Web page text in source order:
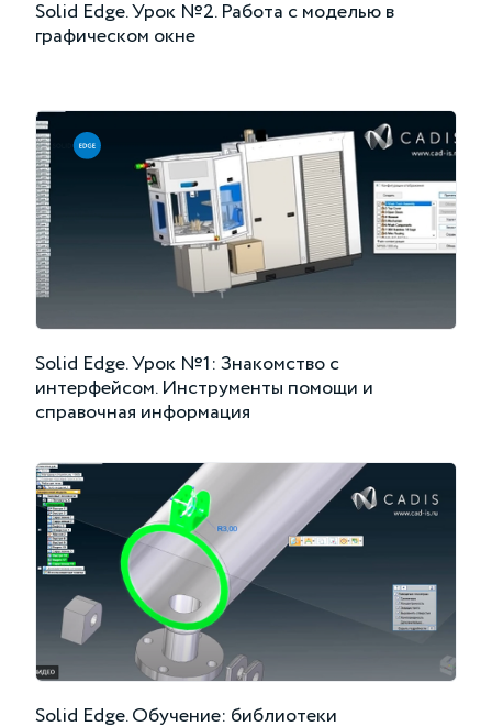
Solid Edge. Урок №2. Работа с моделью в
графическом окне
Solid Edge. Урок №1: Знакомство с
интерфейсом. Инструменты помощи и
справочная информация
Solid Edge. Обучение: библиотеки